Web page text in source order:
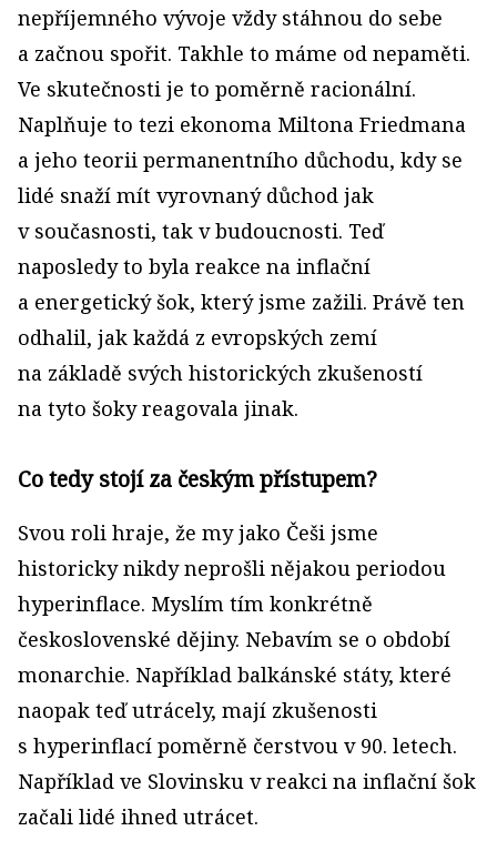
nepříjemného vývoje vždy stáhnou do sebe
a začnou spořit. Takhle to máme od nepaměti.
Ve skutečnosti je to poměrně racionální.
Naplňuje to tezi ekonoma Miltona Friedmana
a jeho teorii permanentního důchodu, kdy se
lidé snaží mít vyrovnaný důchod jak
v současnosti, tak v budoucnosti. Teď
naposledy to byla reakce na inflační
a energetický šok, který jsme zažili. Právě ten
odhalil, jak každá z evropských zemí
na základě svých historických zkušeností
na tyto šoky reagovala jinak.
Co tedy stojí za českým přístupem?
Svou roli hraje, že my jako Češi jsme
historicky nikdy neprošli nějakou periodou
hyperinflace. Myslím tím konkrétně
československé dějiny. Nebavím se o období
monarchie. Například balkánské státy, které
naopak teď utrácely, mají zkušenosti
s hyperinflací poměrně čerstvou v 90. letech.
Například ve Slovinsku v reakci na inflační šok
začali lidé ihned utrácet.